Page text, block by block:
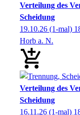
Verteilung des
Scheidung
19.10.26 (1-mal)
Horb a. N.
Verteilung des
Scheidung
16.11.26 (1-mal)